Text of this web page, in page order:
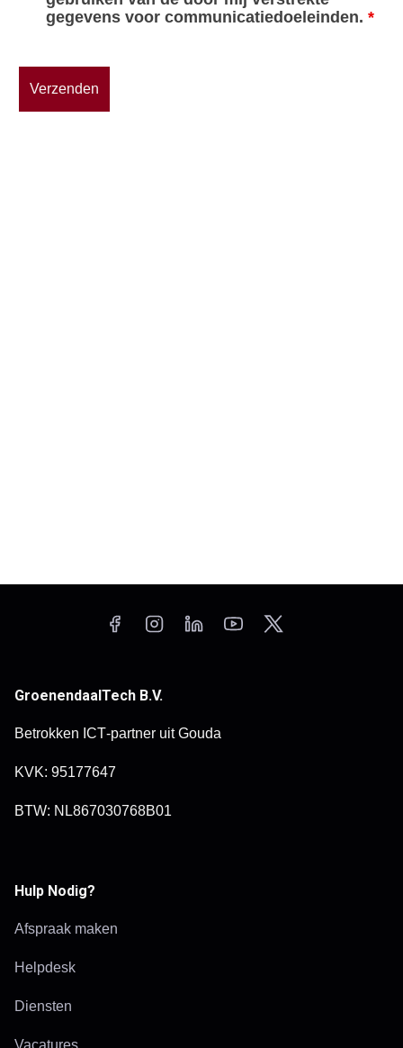
gegevens voor communicatiedoeleinden. *
GroenendaalTech B.V.
Betrokken ICT‑partner uit Gouda
KVK: 95177647
BTW: NL867030768B01
Hulp Nodig?
Afspraak maken
Helpdesk
Diensten
Vacatures